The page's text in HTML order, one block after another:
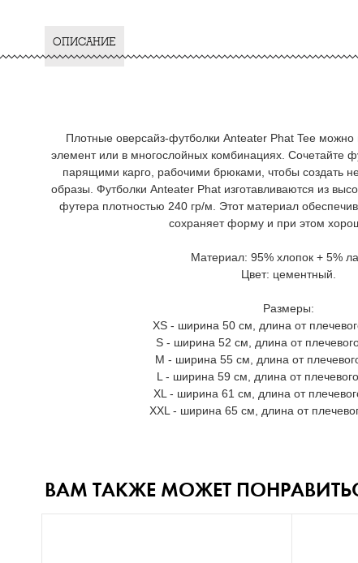
ОПИСАНИЕ
Плотные оверсайз-футболки Anteater Phat Tee можно
элемент или в многослойных комбинациях. Сочетайте
парящими карго, рабочими брюками, чтобы создать
образы. Футболки Anteater Phat изготавливаются из
футера плотностью 240 гр/м. Этот материал
сохраняет форму и при этом
Материал: 95% хлопок + 5%
Цвет: цементный.
Размеры:
XS - ширина 50 см, длина от
S - ширина 52 см, длина от
M - ширина 55 см, длина от
L - ширина 59 см, длина от
XL - ширина 61 см, длина от
XXL - ширина 65 см, длина от
ВАМ ТАКЖЕ МОЖЕТ